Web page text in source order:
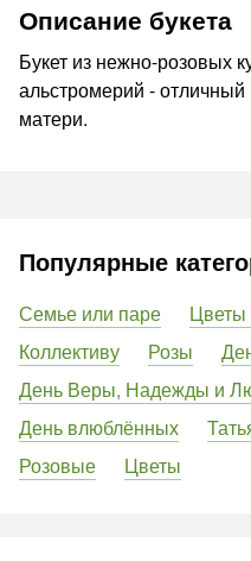
Описание букета
Букет из нежно-розовых
альстромерий -
матери.
Популярные
Семье или паре Цветы
Коллективу
Розы
День Веры, Надежды и
День влюблённых
Розовые
Цветы